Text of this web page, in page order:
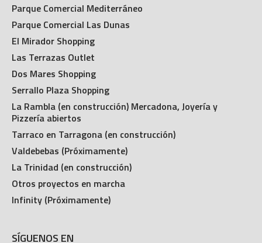
Parque Comercial Mediterráneo
Parque Comercial Las Dunas
El Mirador Shopping
Las Terrazas Outlet
Dos Mares Shopping
Serrallo Plaza Shopping
La Rambla (en construcción) Mercadona, Joyería y
Pizzería abiertos
Tarraco en Tarragona (en construcción)
Valdebebas (Próximamente)
La Trinidad (en construcción)
Otros proyectos en marcha
Infinity (Próximamente)
SÍGUENOS EN